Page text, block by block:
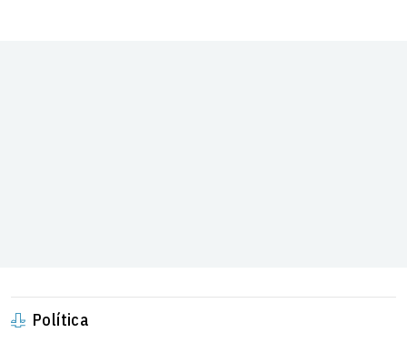
Política